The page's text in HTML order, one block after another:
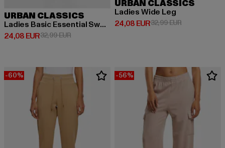
URBAN CLASSICS
Ladies Basic Essential Sweatpants
24,08 EUR
Derzeitiger Preis: 24,08 EUR
32,99 EURAktionspreis: 32,99 EUR
URBAN CLASSICS
Ladies Wide Leg
24,08 EUR
Derzeitiger Preis: 24,08 EUR
32,99 EURAktionspreis:
-60% -56%